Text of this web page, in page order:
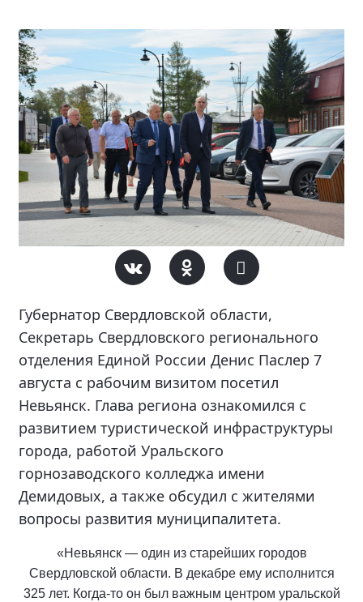
Губернатор Свердловской области,
Секретарь Свердловского регионального
отделения Единой России Денис Паслер 7
августа с рабочим визитом посетил
Невьянск. Глава региона ознакомился с
развитием туристической инфраструктуры
города, работой Уральского
горнозаводского колледжа имени
Демидовых, а также обсудил с жителями
вопросы развития муниципалитета.
«Невьянск — один из старейших городов
Свердловской области. В декабре ему исполнится
325 лет. Когда-то он был важным центром уральской